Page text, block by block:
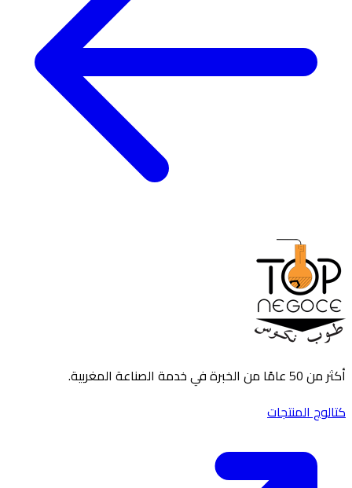
أكثر من 50 عامًا من الخبرة في خدمة الصناعة المغربية.
كتالوج المنتجات